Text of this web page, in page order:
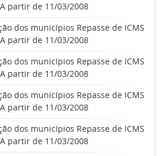
partir de 11/03/2008
dos municípios Repasse de ICMS
partir de 11/03/2008
dos municípios Repasse de ICMS
partir de 11/03/2008
dos municípios Repasse de ICMS
partir de 11/03/2008
dos municípios Repasse de ICMS
partir de 11/03/2008